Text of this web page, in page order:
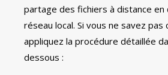
partage des fichiers à distance
réseau local. Si vous ne savez pas
appliquez la procédure détaillée
dessous :